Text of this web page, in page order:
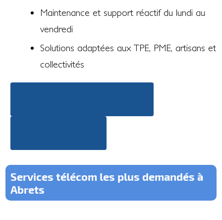
Maintenance et support réactif du lundi au
vendredi
Solutions adaptées aux TPE, PME, artisans et
collectivités
Services télécom les plus demandés à
Abrets